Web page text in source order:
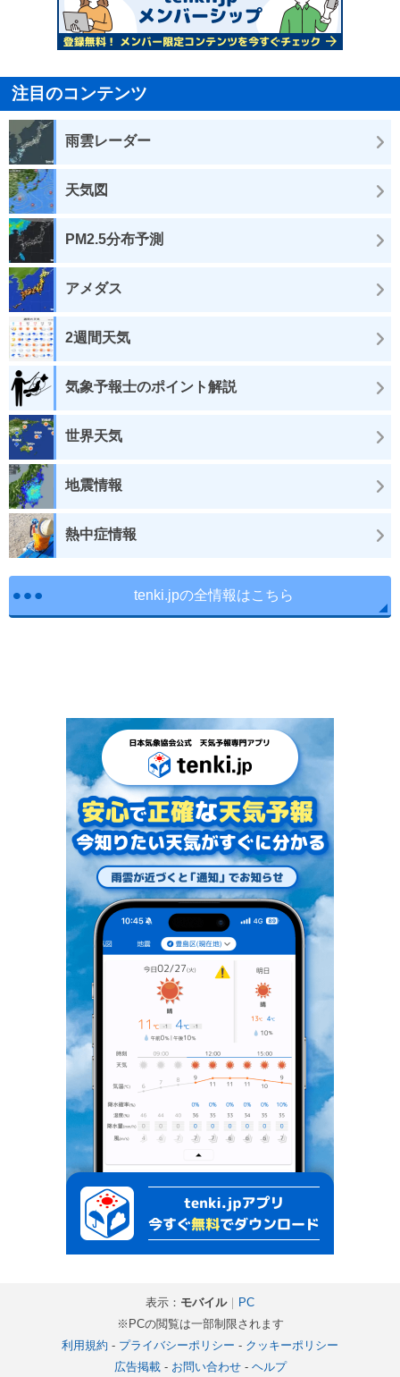
注目のコンテンツ
雨雲レーダー
天気図
PM2.5分布予測
アメダス
2週間天気
気象予報士のポイント解説
世界天気
地震情報
熱中症情報
tenki.jpの全情報はこちら
表示： モバイル｜ PC
※PCの閲覧は一部制限されます
利用規約 - プライバシーポリシー - クッキーポリシー
広告掲載- お問い合わせ- ヘルプ